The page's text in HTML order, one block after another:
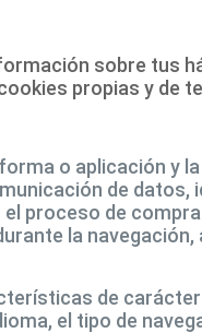
sobre tus
propias y de
o aplicación y
de datos,
proceso de compra
la navegación,
de carácter
el tipo de